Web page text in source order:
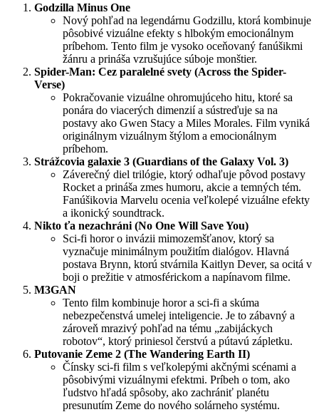
Godzilla Minus One
Nový pohľad na legendárnu Godzillu, ktorá kombinuje
pôsobivé vizuálne efekty s hlbokým emocionálnym
príbehom. Tento film je vysoko oceňovaný fanúšikmi
žánru a prináša vzrušujúce súboje monštier.
Spider-Man: Cez paralelné svety (Across the Spider-
Verse)
Pokračovanie vizuálne ohromujúceho hitu, ktoré sa
ponára do viacerých dimenzií a sústreďuje sa na
postavy ako Gwen Stacy a Miles Morales. Film vyniká
originálnym vizuálnym štýlom a emocionálnym
príbehom.
Strážcovia galaxie 3 (Guardians of the Galaxy Vol. 3)
Záverečný diel trilógie, ktorý odhaľuje pôvod postavy
Rocket a prináša zmes humoru, akcie a temných tém.
Fanúšikovia Marvelu ocenia veľkolepé vizuálne efekty
a ikonický soundtrack.
Nikto ťa nezachráni (No One Will Save You)
Sci-fi horor o invázii mimozemšťanov, ktorý sa
vyznačuje minimálnym použitím dialógov. Hlavná
postava Brynn, ktorú stvárnila Kaitlyn Dever, sa ocitá v
boji o prežitie v atmosférickom a napínavom filme.
M3GAN
Tento film kombinuje horor a sci-fi a skúma
nebezpečenstvá umelej inteligencie. Je to zábavný a
zároveň mrazivý pohľad na tému „zabijáckych
robotov“, ktorý priniesol čerstvú a pútavú zápletku.
Putovanie Zeme 2 (The Wandering Earth II)
Čínsky sci-fi film s veľkolepými akčnými scénami a
pôsobivými vizuálnymi efektmi. Príbeh o tom, ako
ľudstvo hľadá spôsoby, ako zachrániť planétu
presunutím Zeme do nového solárneho systému.